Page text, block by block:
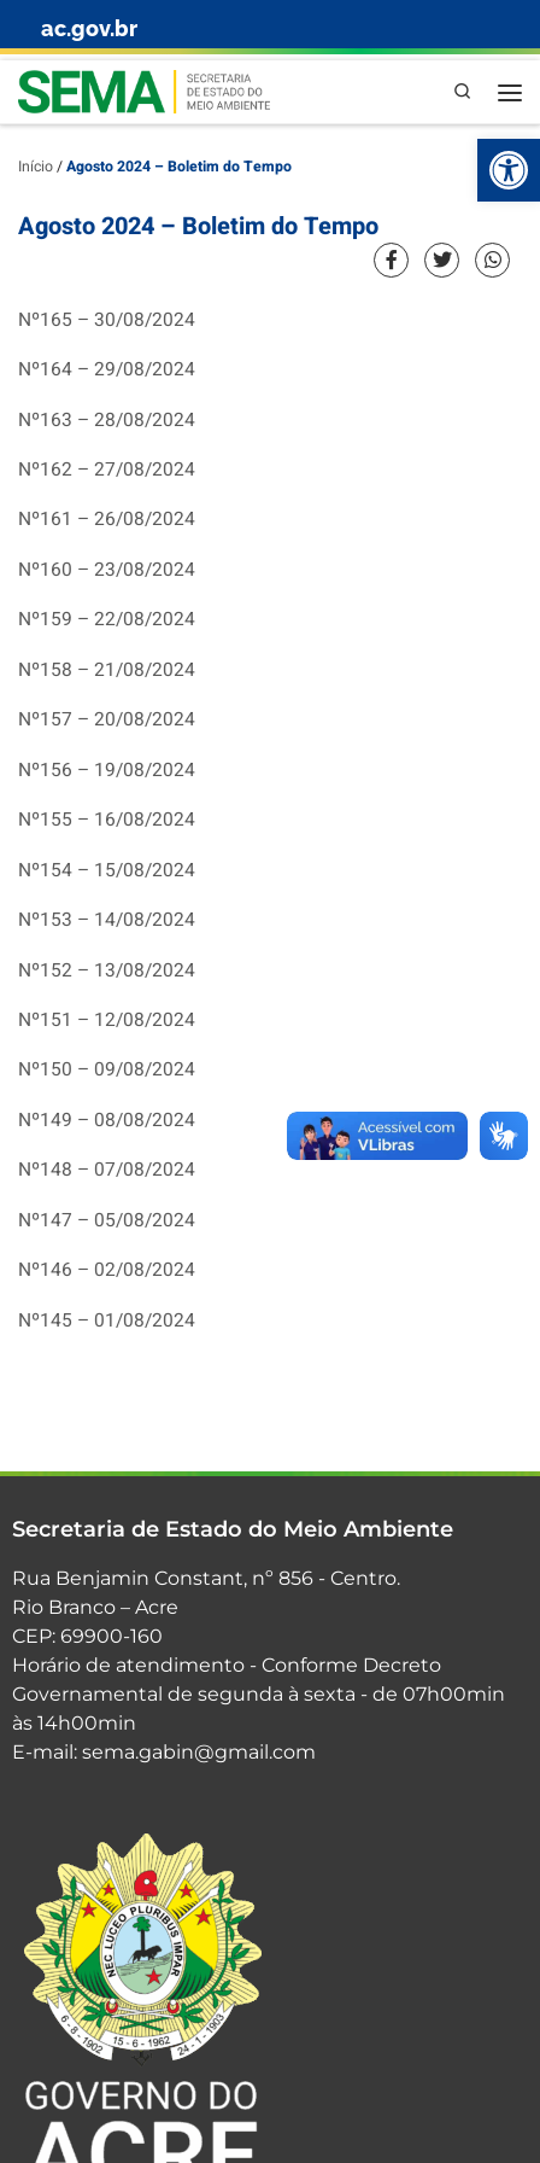
Skip to content
ac.gov.br
Pesquisa
Início/Agosto 2024 – Boletim do Tempo
Agosto 2024 – Boletim do Tempo
Nº165 – 30/08/2024
Nº164 – 29/08/2024
Nº163 – 28/08/2024
Nº162 – 27/08/2024
Nº161 – 26/08/2024
Nº160 – 23/08/2024
Nº159 – 22/08/2024
Nº158 – 21/08/2024
Nº157 – 20/08/2024
Nº156 – 19/08/2024
Nº155 – 16/08/2024
Nº154 – 15/08/2024
Nº153 – 14/08/2024
Nº152 – 13/08/2024
Nº151 – 12/08/2024
Nº150 – 09/08/2024
Nº149 – 08/08/2024
Nº148 – 07/08/2024
Nº147 – 05/08/2024
Nº146 – 02/08/2024
Nº145 – 01/08/2024
Secretaria de Estado do Meio Ambiente
Rua Benjamin Constant, nº 856 - Centro.
Rio Branco – Acre
CEP: 69900-160
Horário de atendimento - Conforme Decreto
Governamental de segunda à sexta - de 07h00min
às 14h00min
E-mail: sema.gabin@gmail.com